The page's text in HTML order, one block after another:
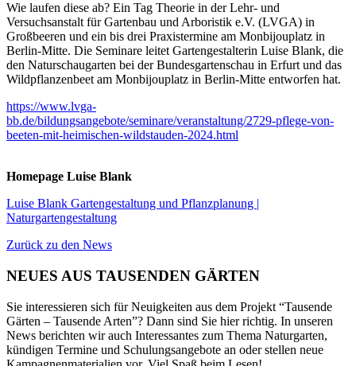
Wie laufen diese ab? Ein Tag Theorie in der Lehr- und
Versuchsanstalt für Gartenbau und Arboristik e.V. (LVGA) in
Großbeeren und ein bis drei Praxistermine am Monbijouplatz in
Berlin-Mitte. Die Seminare leitet Gartengestalterin Luise Blank, die
den Naturschaugarten bei der Bundesgartenschau in Erfurt und das
Wildpflanzenbeet am Monbijouplatz in Berlin-Mitte entworfen hat.
https://www.lvga-
bb.de/bildungsangebote/seminare/veranstaltung/2729-pflege-von-
beeten-mit-heimischen-wildstauden-2024.html
Homepage Luise Blank
Luise Blank Gartengestaltung und Pflanzplanung |
Naturgartengestaltung
Zurück zu den News
NEUES AUS TAUSENDEN GÄRTEN
Sie interessieren sich für Neuigkeiten aus dem Projekt “Tausende
Gärten – Tausende Arten”? Dann sind Sie hier richtig. In unseren
News berichten wir auch Interessantes zum Thema Naturgarten,
kündigen Termine und Schulungsangebote an oder stellen neue